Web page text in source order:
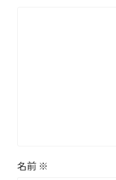
名前 ※